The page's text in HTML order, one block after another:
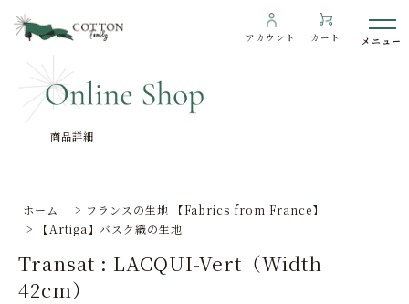
アカウント カート
インフォメーション
商品詳細
ホーム > フランスの生地 【Fabrics from France】
>
【Artiga】バスク織の生地
Transat : LACQUI-Vert（Width
42cm）